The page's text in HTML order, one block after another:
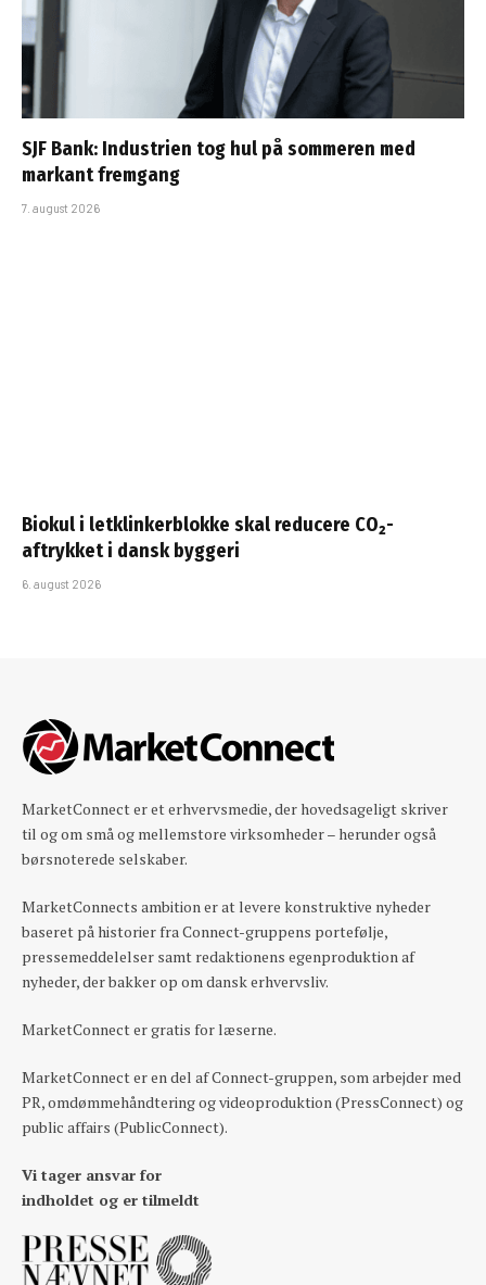
SJF Bank: Industrien tog hul på sommeren med
markant fremgang
7. august 2026
Biokul i letklinkerblokke skal reducere CO₂-
aftrykket i dansk byggeri
6. august 2026
MarketConnect er et erhvervsmedie, der hovedsageligt skriver
til og om små og mellemstore virksomheder – herunder også
børsnoterede selskaber.
MarketConnects ambition er at levere konstruktive nyheder
baseret på historier fra Connect-gruppens portefølje,
pressemeddelelser samt redaktionens egenproduktion af
nyheder, der bakker op om dansk erhvervsliv.
MarketConnect er gratis for læserne.
MarketConnect er en del af Connect-gruppen, som arbejder med
PR, omdømmehåndtering og videoproduktion (PressConnect) og
public affairs (PublicConnect).
Vi tager ansvar for
indholdet og er tilmeldt